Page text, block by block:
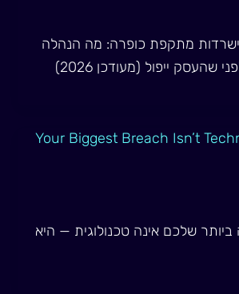
מתקפת כופרה: מה הנהלה
שהעסק ייפול (מעודכן 2026)
שלכם אינה טכנולוגית — היא